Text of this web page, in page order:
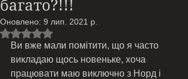
багато?!!!
Оновлено: 9 лип. 2021 р.
Оцінка: NaN з 5 зірок.
Ви вже мали помітити, що я часто
викладаю щось новеньке, хоча
працювати маю виключно з Норд і